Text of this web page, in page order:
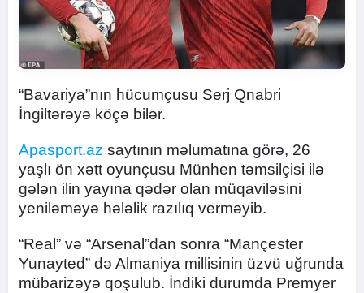
“Bavariya”nın hücumçusu Serj Qnabri
İngiltərəyə köçə bilər.
Apasport.az saytının məlumatına görə, 26
yaşlı ön xətt oyunçusu Münhen təmsilçisi ilə
gələn ilin yayına qədər olan müqaviləsini
yeniləməyə hələlik razılıq verməyib.
“Real” və “Arsenal”dan sonra “Mançester
Yunayted” də Almaniya millisinin üzvü uğrunda
mübarizəyə qoşulub. İndiki durumda Premyer